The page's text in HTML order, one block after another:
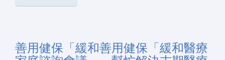
善用健保「緩和善用健保「緩和醫療